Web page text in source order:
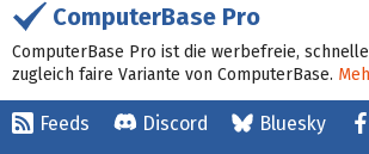
ComputerBase Pro
ComputerBase Pro ist die werbefreie,
zugleich faire Variante von ComputerBase.
Feeds Discord Bluesky